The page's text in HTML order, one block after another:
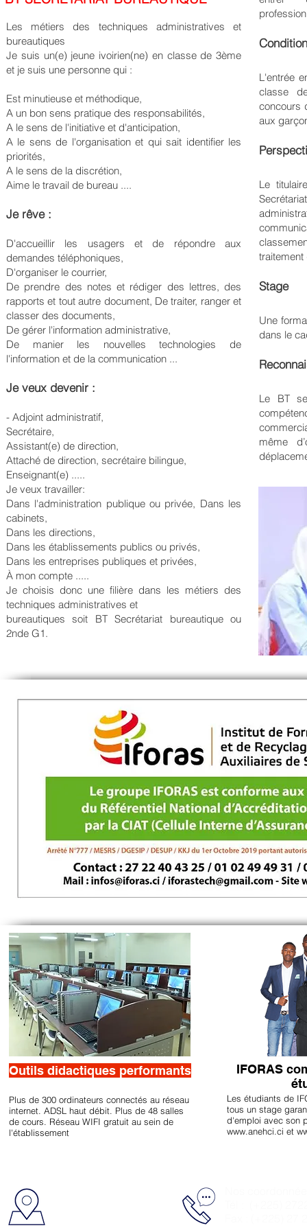
Les métiers des techniques administratives et
bureautiques
Je suis un(e) jeune ivoirien(ne) en classe de 3ème
et je suis une personne qui :
Est minutieuse et méthodique,
A un bon sens pratique des responsabilités,
A le sens de l'initiative et d'anticipation,
A le sens de l'organisation et qui sait identifier les
priorités,
A le sens de la discrétion,
Aime le travail de bureau ....
Je rêve :
D'accueillir les usagers et de répondre aux
demandes téléphoniques,
D'organiser le courrier,
De prendre des notes et rédiger des lettres, des
rapports et tout autre document, De traiter, ranger et
classer des documents,
De gérer l'information administrative,
De manier les nouvelles technologies de
l'information et de la communication ...
Je veux devenir :
- Adjoint administratif,
Secrétaire,
Assistant(e) de direction,
Attaché de direction, secrétaire bilingue,
Enseignant(e) .....
Je veux travailler:
Dans l'administration publique ou privée, Dans les
cabinets,
Dans les directions,
Dans les établissements publics ou privés,
Dans les entreprises publiques et privées,
À mon compte .....
Je choisis donc une filière dans les métiers des
techniques administratives et
bureautiques soit BT Secrétariat bureautique ou
2nde G1.
L'entrée
classe
concours
aux
Le
traitement
Stage
Une
dans le
Le BT
même
Notre Objectif
Outils didactiques performants
Plus de 300 ordinateurs connectés au réseau
internet. ADSL haut débit. Plus de 48 salles
de cours. Réseau WIFI gratuit au sein de
l'établissement
IFORAS
Les étudiants de
tous un stage
d'emploi avec son
www.anehci.ci et